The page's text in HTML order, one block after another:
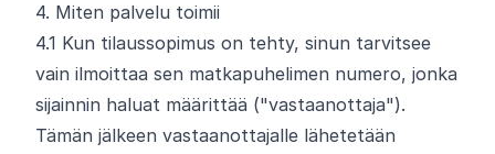
4. Miten palvelu toimii
4.1 Kun tilaussopimus on tehty, sinun tarvitsee
vain ilmoittaa sen matkapuhelimen numero, jonka
sijainnin haluat määrittää ("vastaanottaja").
Tämän jälkeen vastaanottajalle lähetetään